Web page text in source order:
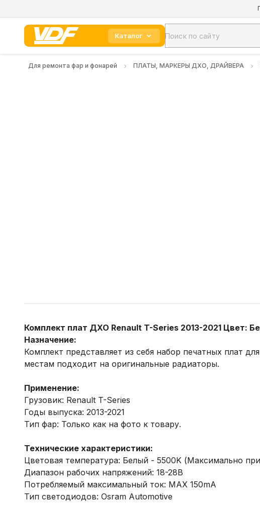
Каталог
Для ремонта фар и фонарей ПЛАТЫ, МАРКЕРЫ ДХО, ДРАЙВЕРА
Комплект плат ДХО Renault T-Series 2013-2021 Цвет:
Назначение:
Комплект представляет из себя набор печатных плат
местам подходит на оригинальные радиаторы.
Применение:
Грузовик: Renault T-Series
Годы выпуска: 2013-2021
Тип фар: Только как на фото к товару.
Технические характеристики:
Цветовая температура: Белый - 5500K (Максимально
Диапазон рабочих напряжений: 18-28B
Потребляемый максимальный ток: MAX 150mA
Тип светодиодов: Osram Automotive